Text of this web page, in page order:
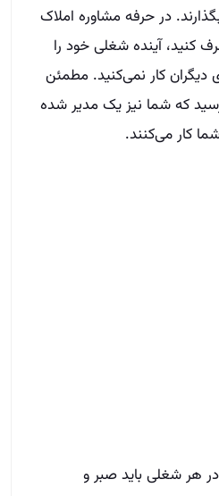
در حرفه مشاوره املاک
کنید، آینده شغلی خود را
دیگران کار نمی‌کنید. مطمئن
که شما نیز یک مدیر شده
کار می‌کنند.
تمام اصول موفقیت در
با کارشناسان ما در